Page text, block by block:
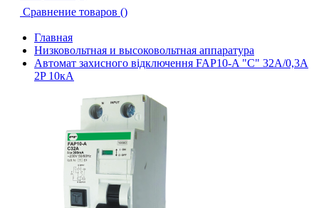
Сравнение товаров ()
Главная
Низковольтная и высоковольтная аппаратура
Автомат захисного відключення FAP10-A "C" 32А/0,3A
2P 10кА